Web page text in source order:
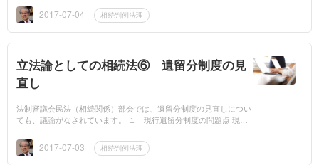
書き、日付、氏...
2017-07-04 相続判例法理
立法論としての相続法⑥ 遺留分制度の見
直し
法制審議会民法（相続関係）部会では、遺留分制度の見直しについ
ても、議論がなされています。 １ 現行遺留分制度の問題点 現行
判例と...2017-07-03 相続判例法理